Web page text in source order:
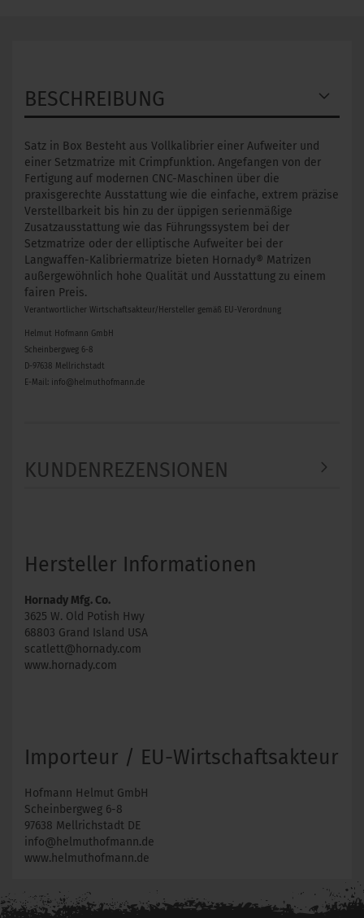
BESCHREIBUNG
Satz in Box Besteht aus Vollkalibrier einer Aufweiter und
einer Setzmatrize mit Crimpfunktion. Angefangen von der
Fertigung auf modernen CNC-Maschinen über die
praxisgerechte Ausstattung wie die einfache, extrem präzise
Verstellbarkeit bis hin zu der üppigen serienmäßige
Zusatzausstattung wie das Führungssystem bei der
Setzmatrize oder der elliptische Aufweiter bei der
Langwaffen-Kalibriermatrize bieten Hornady® Matrizen
außergewöhnlich hohe Qualität und Ausstattung zu einem
fairen Preis.
Verantwortlicher Wirtschaftsakteur/Hersteller gemäß EU-Verordnung
Helmut Hofmann GmbH
Scheinbergweg 6-8
D-97638 Mellrichstadt
E-Mail: info@helmuthofmann.de
KUNDENREZENSIONEN
Hersteller Informationen
Hornady Mfg. Co.
3625 W. Old Potish Hwy
68803 Grand Island USA
scatlett@hornady.com
www.hornady.com
Importeur / EU-Wirtschaftsakteur
Hofmann Helmut GmbH
Scheinbergweg 6-8
97638 Mellrichstadt DE
info@helmuthofmann.de
www.helmuthofmann.de